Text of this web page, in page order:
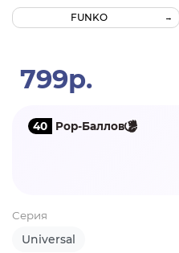
FUNKO
799р.
40 Pop-Баллов
Серия
Universal